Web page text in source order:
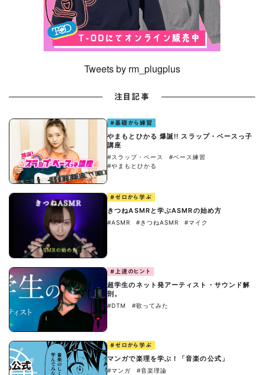
Tweets by rm_plugplus
注目記事
#基礎から練習
やまもとひかる 爆誕!! スラップ・ベースっ子
講座
#スラップ・ベース
#ベース練習
#やまもとひかる
#ゼロから学ぶ
きつねASMRと学ぶASMRの始め方
#ASMR #きつねASMR #マイク
#上達のヒント
超学生のネット発アーティスト・サウンド解
剖。
#DTM #歌ってみた
#ゼロから学ぶ
マンガで楽理を学ぶ！「音楽の公式」
#マンガ #音楽理論